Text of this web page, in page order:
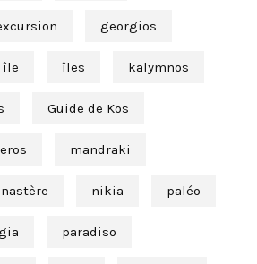
georgios
île îles kalymnos
Guide de Kos
mandraki
nikia paléo
paradiso